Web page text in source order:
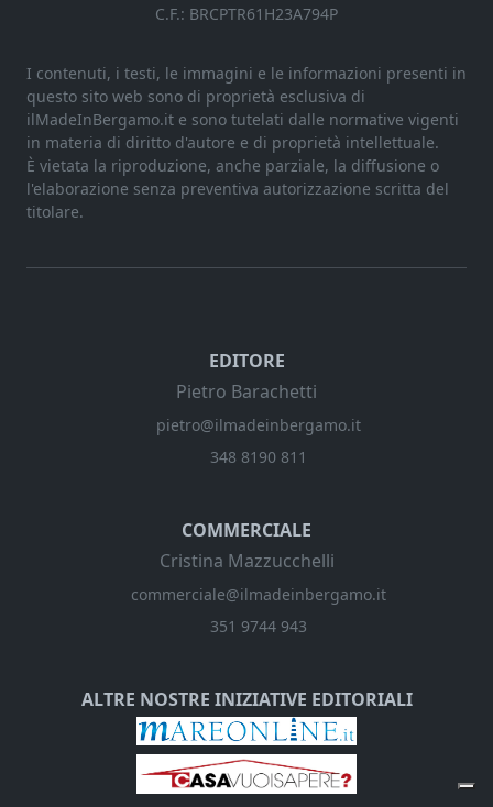
C.F.: BRCPTR61H23A794P
I contenuti, i testi, le immagini e le informazioni presenti in
questo sito web sono di proprietà esclusiva di
ilMadeInBergamo.it e sono tutelati dalle normative vigenti
in materia di diritto d'autore e di proprietà intellettuale.
È vietata la riproduzione, anche parziale, la diffusione o
l'elaborazione senza preventiva autorizzazione scritta del
titolare.
EDITORE
Pietro Barachetti
pietro@ilmadeinbergamo.it
348 8190 811
COMMERCIALE
Cristina Mazzucchelli
commerciale@ilmadeinbergamo.it
351 9744 943
ALTRE NOSTRE INIZIATIVE EDITORIALI